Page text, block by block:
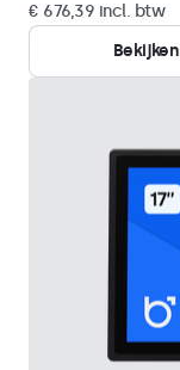
€ 676,39 incl. btw
Bekijken